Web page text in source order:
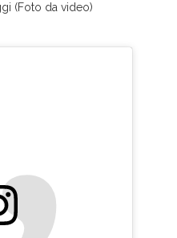
(Foto da video)